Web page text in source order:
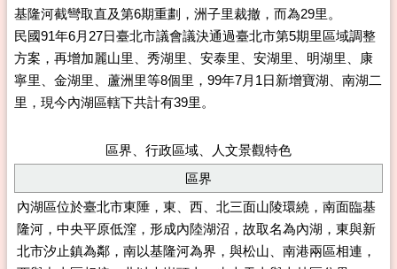
基隆河截彎取直及第6期重劃，洲子里裁撤，而為29里。
民國91年6月27日臺北市議會議決通過臺北市第5期里區域調整
方案，再增加麗山里、秀湖里、安泰里、安湖里、明湖里、康
寧里、金湖里、蘆洲里等8個里，99年7月1日新增寶湖、南湖二
里，現今內湖區轄下共計有39里。
區界、行政區域、人文景觀特色
區界
內湖區位於臺北市東陲，東、西、北三面山陵環繞，南面臨基
隆河，中央平原低漥，形成內陸湖沼，故取名為內湖，東與新
北市汐止鎮為鄰，南以基隆河為界，與松山、南港兩區相連，